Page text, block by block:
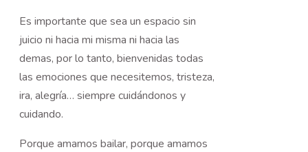
Es importante que sea un espacio sin
juicio ni hacia mi misma ni hacia las
demas, por lo tanto, bienvenidas todas
las emociones que necesitemos, tristeza,
ira, alegría… siempre cuidándonos y
cuidando.
Porque amamos bailar, porque amamos